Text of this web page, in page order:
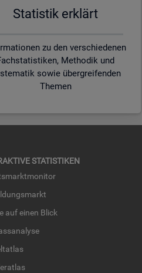
Sta­tis­tik er­klärt
zu den verschiedenen
Methodik und
sowie übergreifenden
Themen
STA­TIS­TI­KEN
auf einen Blick